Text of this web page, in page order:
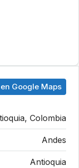
Google Maps
Colombia
Andes
Antioquia